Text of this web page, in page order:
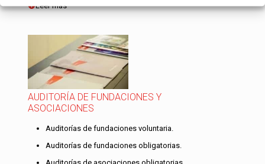
Leer más
AUDITORÍA DE FUNDACIONES Y
ASOCIACIONES
Auditorías de fundaciones voluntaria.
Auditorías de fundaciones obligatorias.